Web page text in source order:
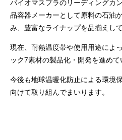
バイオマスプラのリーディングカ
品容器メーカーとして原料の石油
み、豊富なライナップを品揃えして
現在、耐熱温度帯や使用用途によ
ック7素材の製品化・開発を進めて
今後も地球温暖化防止による環境
向けて取り組んでまいります。